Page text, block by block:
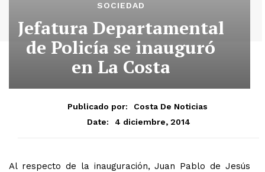
SOCIEDAD
Jefatura Departamental
de Policía se inauguró
en La Costa
Publicado por:
Costa De Noticias
Date:
4 diciembre, 2014
Al respecto de la inauguración, Juan Pablo de Jesús